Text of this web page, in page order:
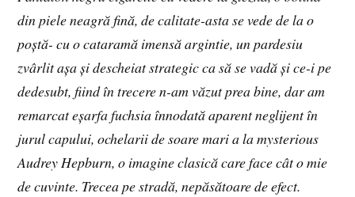
din piele neagră fină, de calitate-asta se vede de la o
poștă- cu o cataramă imensă argintie, un pardesiu
zvârlit așa și descheiat strategic ca să se vadă și ce-i pe
dedesubt, fiind în trecere n-am văzut prea bine, dar am
remarcat eșarfa fuchsia înnodată aparent neglijent în
jurul capului, ochelarii de soare mari a la mysterious
Audrey Hepburn, o imagine clasică care face cât o mie
de cuvinte. Trecea pe stradă, nepăsătoare de efect.